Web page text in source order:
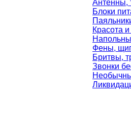
Антенны,
Блоки
Красота
Фены,
Бритвы,
Звонки